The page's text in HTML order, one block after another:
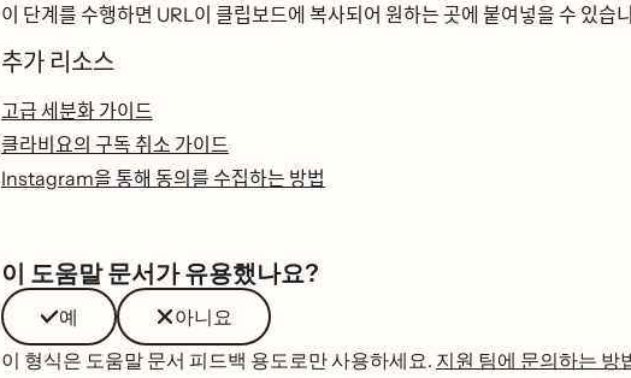
이 단계를 수행하면 URL이 클립보드에 복사되어 원하는 곳에 붙여넣을 수
추가 리소스
고급 세분화 가이드
클라비요의 구독 취소 가이드
Instagram을 통해 동의를 수집하는 방법
이 도움말 문서가 유용했나요?
예
아니요
이 형식은 도움말 문서 피드백 용도로만 사용하세요. 지원 팀에 문의하는 방